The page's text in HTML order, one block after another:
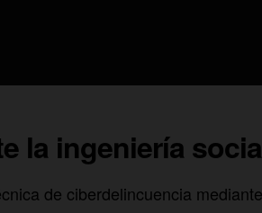
la ingeniería
de ciberdelincuencia